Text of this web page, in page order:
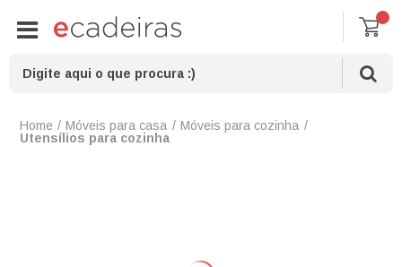
Móveis para casa
Móveis para cozinha
Utensílios para cozinha